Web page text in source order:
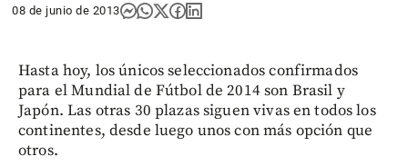
08 de junio de 2013
Hasta hoy, los únicos seleccionados confirmados
para el Mundial de Fútbol de 2014 son Brasil y
Japón. Las otras 30 plazas siguen vivas en todos los
continentes, desde luego unos con más opción que
otros.